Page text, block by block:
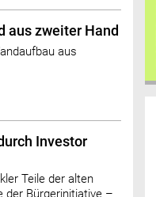
aus zweiter Hand
aus
Investor
Teile der alten
der Bürgerinitiative –